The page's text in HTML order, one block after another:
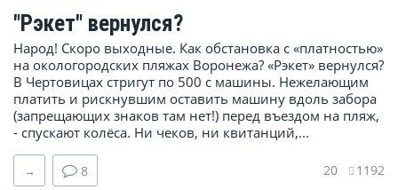
"Рэкет" вернулся?
Народ! Скоро выходные. Как обстановка с «платностью»
на окологородских пляжах Воронежа? «Рэкет» вернулся?
В Чертовицах стригут по 500 с машины. Нежелающим
платить и рискнувшим оставить машину вдоль забора
(запрещающих знаков там нет!) перед въездом на пляж,
- спускают колёса. Ни чеков, ни квитанций,...
→ 8 20 1192